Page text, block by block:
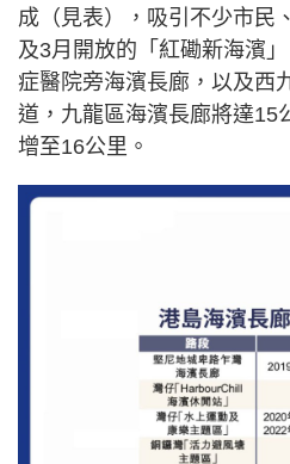
成（見表），吸引不少市民
及3月開放的「紅磡新海濱
症醫院旁海濱長廊，以及西
道，九龍區海濱長廊將達15
增至16公里。